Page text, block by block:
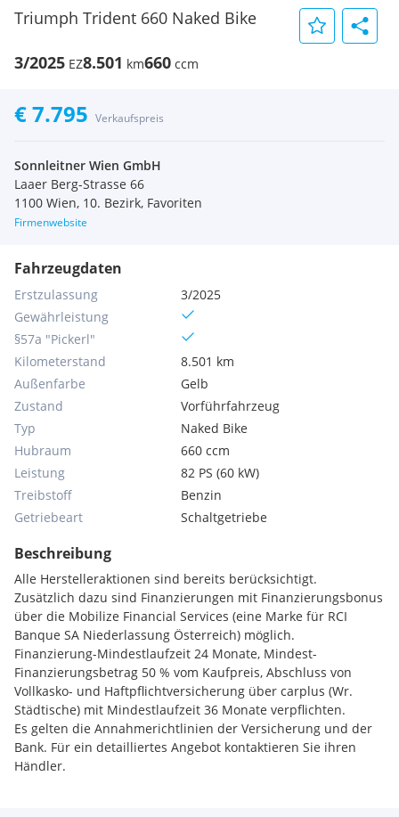
Triumph Trident 660 Naked Bike
3/2025 EZ8.501 km660 ccm
€ 7.795 Verkaufspreis
Sonnleitner Wien GmbH
Laaer Berg-Strasse 66
1100 Wien, 10. Bezirk, Favoriten
Firmenwebsite
Fahrzeugdaten
Erstzulassung
3/2025
Gewährleistung
§57a "Pickerl"
Kilometerstand
8.501 km
Außenfarbe
Gelb
Zustand
Vorführfahrzeug
Typ
Naked Bike
Hubraum
660 ccm
Leistung
82 PS (60 kW)
Treibstoff
Benzin
Getriebeart
Schaltgetriebe
Beschreibung
Alle Herstelleraktionen sind bereits berücksichtigt.
Zusätzlich dazu sind Finanzierungen mit Finanzierungsbonus
über die Mobilize Financial Services (eine Marke für RCI
Banque SA Niederlassung Österreich) möglich.
Finanzierung-Mindestlaufzeit 24 Monate, Mindest-
Finanzierungsbetrag 50 % vom Kaufpreis, Abschluss von
Vollkasko- und Haftpflichtversicherung über carplus (Wr.
Städtische) mit Mindestlaufzeit 36 Monate verpflichten.
Es gelten die Annahmerichtlinien der Versicherung und der
Bank. Für ein detailliertes Angebot kontaktieren Sie ihren
Händler.